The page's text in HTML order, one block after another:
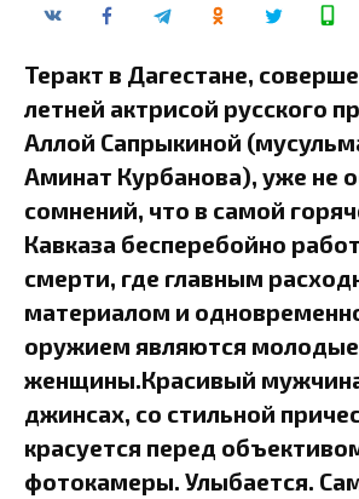
Теракт в Дагестане,
летней актрисой русского
Аллой Сапрыкиной
Аминат Курбанова), уже не
сомнений, что в самой
Кавказа бесперебойно
смерти, где главным
материалом и
оружием являются молодые
женщины.Красивый мужчина
джинсах, со стильной
красуется перед
фотокамеры. Улыбается.